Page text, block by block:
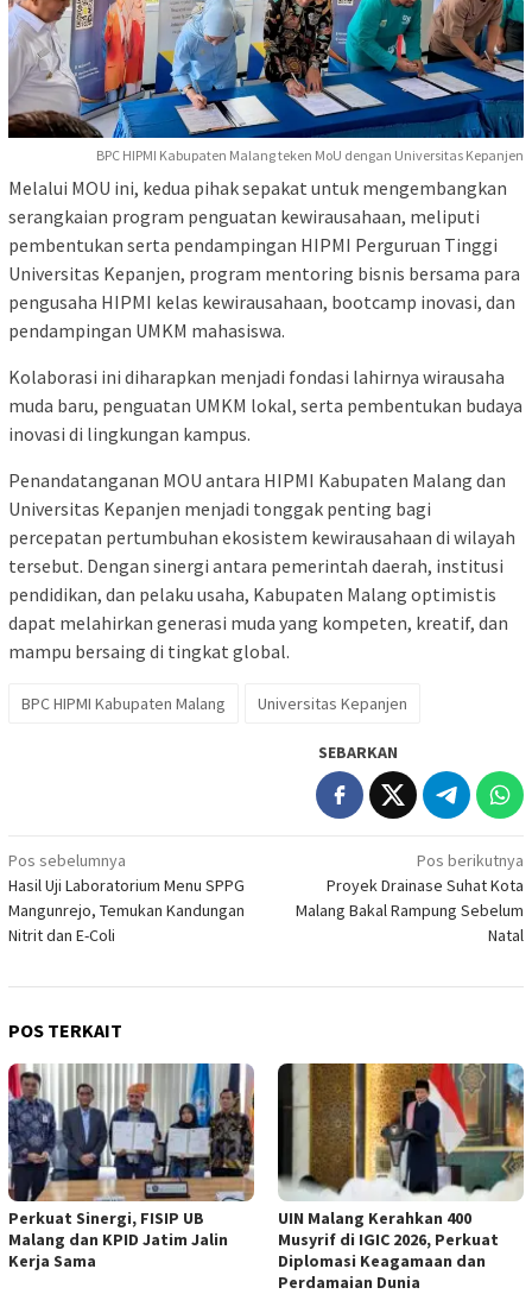
BPC HIPMI Kabupaten Malang teken MoU dengan Universitas Kepanjen
Melalui MOU ini, kedua pihak sepakat untuk mengembangkan
serangkaian program penguatan kewirausahaan, meliputi
pembentukan serta pendampingan HIPMI Perguruan Tinggi
Universitas Kepanjen, program mentoring bisnis bersama para
pengusaha HIPMI kelas kewirausahaan, bootcamp inovasi, dan
pendampingan UMKM mahasiswa.
Kolaborasi ini diharapkan menjadi fondasi lahirnya wirausaha
muda baru, penguatan UMKM lokal, serta pembentukan budaya
inovasi di lingkungan kampus.
Penandatanganan MOU antara HIPMI Kabupaten Malang dan
Universitas Kepanjen menjadi tonggak penting bagi
percepatan pertumbuhan ekosistem kewirausahaan di wilayah
tersebut. Dengan sinergi antara pemerintah daerah, institusi
pendidikan, dan pelaku usaha, Kabupaten Malang optimistis
dapat melahirkan generasi muda yang kompeten, kreatif, dan
mampu bersaing di tingkat global.
BPC HIPMI Kabupaten Malang Universitas Kepanjen
SEBARKAN
Navigasi
pos
Pos sebelumnya
Hasil Uji Laboratorium Menu SPPG
Mangunrejo, Temukan Kandungan
Nitrit dan E-Coli
Pos berikutnya
Proyek Drainase Suhat Kota
Malang Bakal Rampung Sebelum
Natal
POS TERKAIT
Perkuat Sinergi, FISIP UB
Malang dan KPID Jatim Jalin
Kerja Sama
UIN Malang Kerahkan 400
Musyrif di IGIC 2026, Perkuat
Diplomasi Keagamaan dan
Perdamaian Dunia